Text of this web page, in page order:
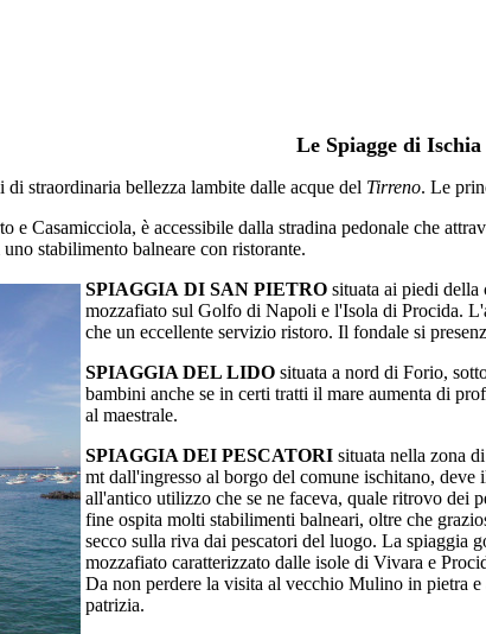
Le Spiagge di Ischia
straordinaria bellezza lambite dalle acque del Tirreno. Le
e Casamicciola, è accessibile dalla stradina pedonale che
stabilimento balneare con ristorante.
SPIAGGIA DI SAN PIETRO situata ai piedi
mozzafiato sul Golfo di Napoli e l'Isola di Procida.
che un eccellente servizio ristoro. Il fondale si
SPIAGGIA DEL LIDO situata a nord di Forio,
bambini anche se in certi tratti il mare aumenta di
al maestrale.
SPIAGGIA DEI PESCATORI situata nella zona
mt dall'ingresso al borgo del comune ischitano, deve
all'antico utilizzo che se ne faceva, quale ritrovo dei
fine ospita molti stabilimenti balneari, oltre che
secco sulla riva dai pescatori del luogo. La spiaggia
mozzafiato caratterizzato dalle isole di Vivara e
Da non perdere la visita al vecchio Mulino in pietra e
patrizia.